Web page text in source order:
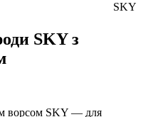
SKY
SKY з
ворсом SKY — для